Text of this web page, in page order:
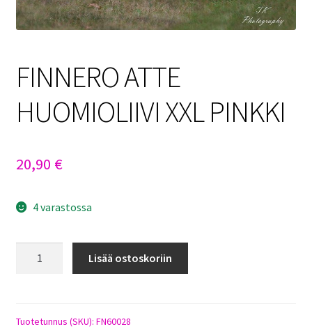
FINNERO ATTE
HUOMIOLIIVI XXL PINKKI
20,90 €
4 varastossa
PINKKI
Lisää ostoskoriin
Tuotetunnus (SKU): FN60028